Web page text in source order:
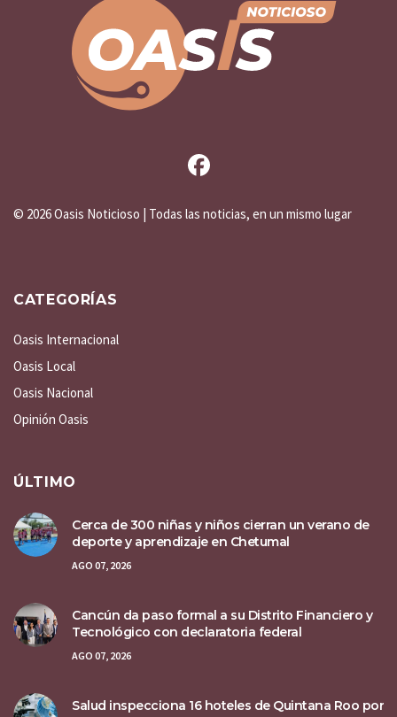
© 2026 Oasis Noticioso | Todas las noticias, en un mismo lugar
CATEGORÍAS
Oasis Internacional
Oasis Local
Oasis Nacional
Opinión Oasis
ÚLTIMO
Cerca de 300 niñas y niños cierran un verano de
deporte y aprendizaje en Chetumal
AGO 07, 2026
Cancún da paso formal a su Distrito Financiero y
Tecnológico con declaratoria federal
AGO 07, 2026
Salud inspecciona 16 hoteles de Quintana Roo por